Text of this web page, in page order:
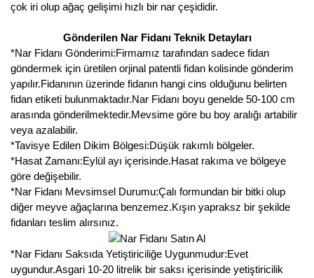
çok iri olup ağaç gelişimi hızlı bir nar çeşididir.
Gönderilen Nar Fidanı Teknik Detayları
*Nar Fidanı Gönderimi:Firmamız tarafından sadece fidan
göndermek için üretilen orjinal patentli fidan kolisinde gönderim
yapılır.Fidanının üzerinde fidanın hangi cins olduğunu belirten
fidan etiketi bulunmaktadır.Nar Fidanı boyu genelde 50-100 cm
arasında gönderilmektedir.Mevsime göre bu boy aralığı artabilir
veya azalabilir.
*Tavisye Edilen Dikim Bölgesi:Düşük rakımlı bölgeler.
*Hasat Zamanı:Eylül ayı içerisinde.Hasat rakıma ve bölgeye
göre değişebilir.
*Nar Fidanı Mevsimsel Durumu:Çalı formundan bir bitki olup
diğer meyve ağaçlarına benzemez.Kışın yapraksz bir şekilde
fidanları teslim alırsınız.
*Nar Fidanı Saksıda Yetiştiriciliğe Uygunmudur:Evet
uygundur.Asgari 10-20 litrelik bir saksı içerisinde yetiştiricilik
Kuşburnu Fidanı
Longan Fidanı
Malta Eriği Fidanı
Mango Fidanı
Melez Meyveler
Murt Fidanı
Muşmula Fidanı
Muz Fidanı